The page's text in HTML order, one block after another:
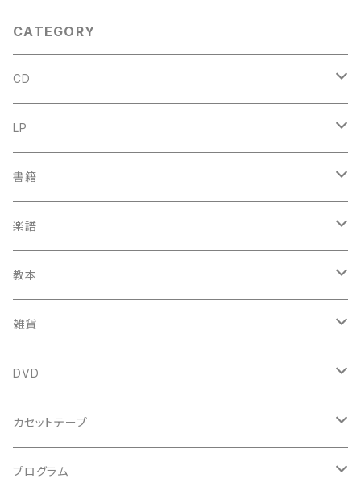
CATEGORY
CD
古楽
中古CD
鍋島元子関連CD
古楽以外
中古CD
LP
古楽
中古LP
鍋島元子関連LP
古楽以外
中古LP
書籍
古楽関係
中古本
新古本
古楽以外
中古本
中古本
楽譜
古楽関係
スコア
鍵盤用
古楽以外
スコア
教本
古楽関係
古楽以外
雑貨
トートバッグ
バロック
ルネサンス
DVD
古楽
古楽以外
カセットテープ
古楽
プログラム